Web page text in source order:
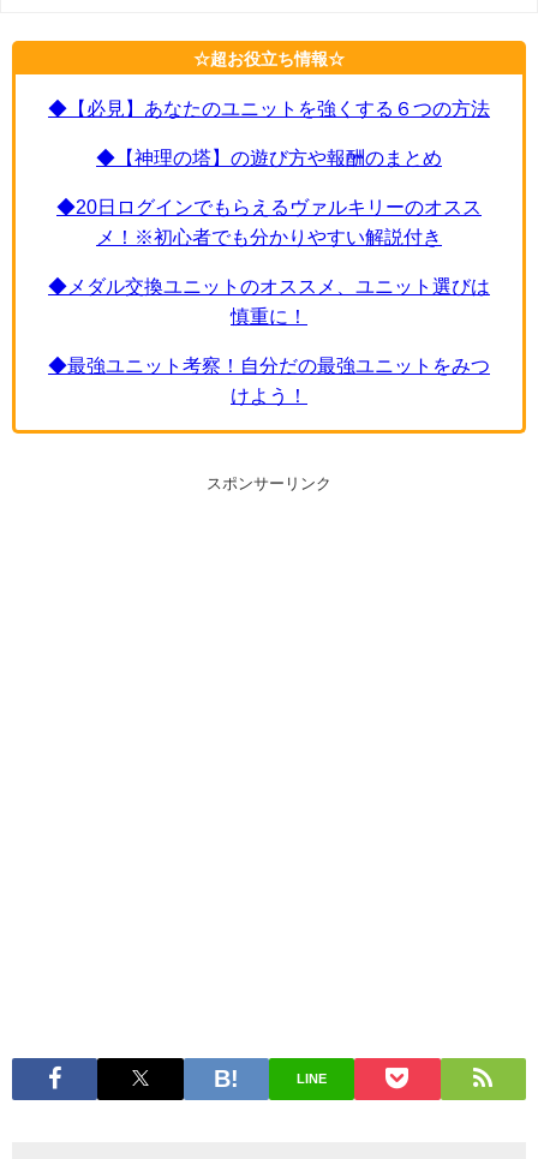
☆超お役立ち情報☆
◆【必見】あなたのユニットを強くする６つの方法
◆【神理の塔】の遊び方や報酬のまとめ
◆20日ログインでもらえるヴァルキリーのオスス
メ！※初心者でも分かりやすい解説付き
◆メダル交換ユニットのオススメ、ユニット選びは
慎重に！
◆最強ユニット考察！自分だの最強ユニットをみつ
けよう！
スポンサーリンク
LINE